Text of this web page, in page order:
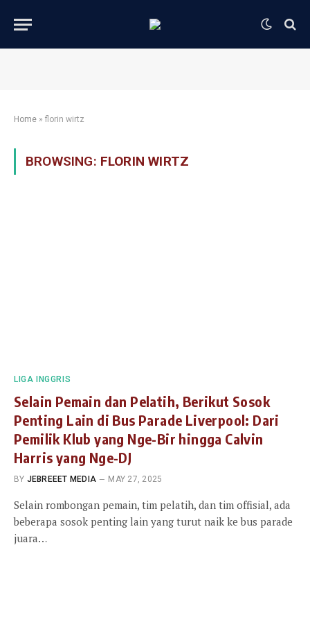
Home » florin wirtz
BROWSING: FLORIN WIRTZ
LIGA INGGRIS
Selain Pemain dan Pelatih, Berikut Sosok
Penting Lain di Bus Parade Liverpool: Dari
Pemilik Klub yang Nge-Bir hingga Calvin
Harris yang Nge-DJ
BY JEBREEET MEDIA MAY 27, 2025
Selain rombongan pemain, tim pelatih, dan tim offisial, ada
beberapa sosok penting lain yang turut naik ke bus parade
juara…